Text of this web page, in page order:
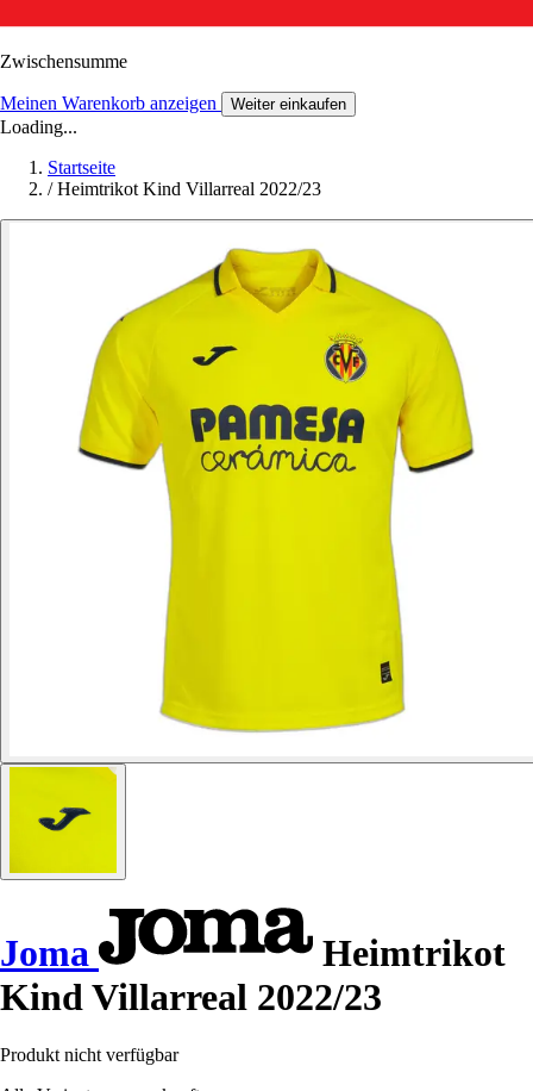
Zwischensumme
Meinen Warenkorb anzeigen Weiter einkaufen
Loading...
Startseite
/ Heimtrikot Kind Villarreal 2022/23
Joma
Heimtrikot
Kind Villarreal 2022/23
Produkt nicht verfügbar